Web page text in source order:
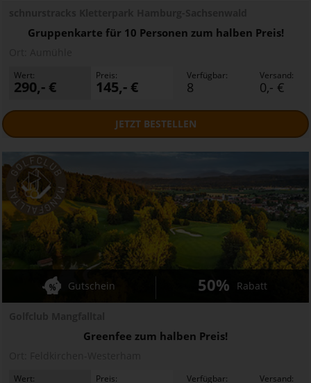
Gruppenkarte für 10 Personen zum halben Preis!
Wert:
290,- €
Preis:
145,- €
Verfügbar:
8
Versand:
0,- €
JETZTBESTELLEN
Greenfee zum halben Preis!
Gutschein 50% Rabatt
Wert: Preis: Verfügbar: Versand: